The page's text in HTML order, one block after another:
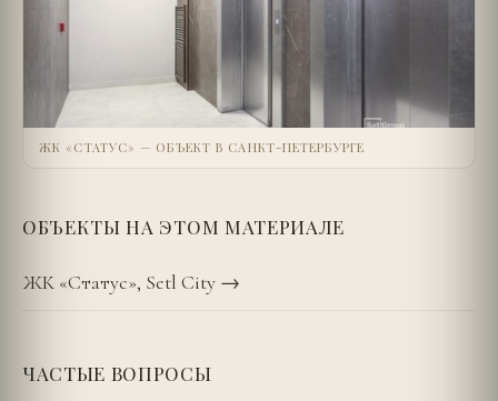
ЖК «СТАТУС» — ОБЪЕКТ В САНКТ-ПЕТЕРБУРГЕ
ОБЪЕКТЫ НА ЭТОМ МАТЕРИАЛЕ
ЖК «Статус», Setl City →
ЧАСТЫЕ ВОПРОСЫ